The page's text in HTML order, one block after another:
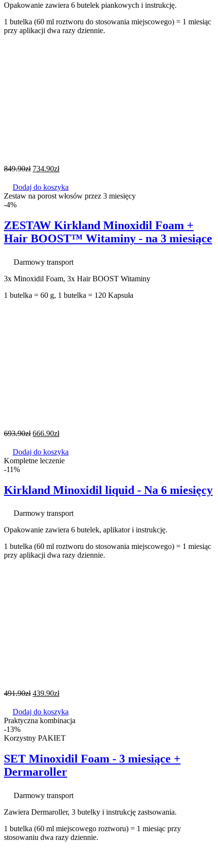
Opakowanie zawiera 6 butelek piankowych i instrukcję.
1 butelka (60 ml roztworu do stosowania miejscowego) = 1 miesiąc
przy aplikacji dwa razy dziennie.
849.90zł 734.90zł
Dodaj do koszyka
Zestaw na porost włosów przez 3 miesięcy
-4%
ZESTAW Kirkland Minoxidil Foam +
Hair BOOST™ Witaminy - na 3 miesiące
Darmowy transport
3x Minoxidil Foam, 3x Hair BOOST Witaminy
1 butelka = 60 g, 1 butelka = 120 Kapsuła
693.90zł 666.90zł
Dodaj do koszyka
Kompletne leczenie
-11%
Kirkland Minoxidil liquid - Na 6 miesięcy
Darmowy transport
Opakowanie zawiera 6 butelek, aplikator i instrukcję.
1 butelka (60 ml roztworu do stosowania miejscowego) = 1 miesiąc
przy aplikacji dwa razy dziennie.
491.90zł 439.90zł
Dodaj do koszyka
Praktyczna kombinacja
-13%
Korzystny PAKIET
SET Minoxidil Foam - 3 miesiące +
Dermaroller
Darmowy transport
Zawiera Dermaroller, 3 butelky i instrukcję zastsowania.
1 butelka (60 ml miejscowego roztworu) = 1 miesiąc przy
stosowaniu dwa razy dziennie.